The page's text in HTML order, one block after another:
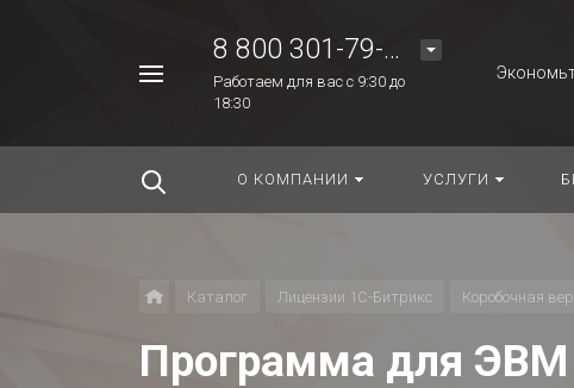
8 800 301-79-48
Работаем для вас с 9:30 до
18:30
О КОМПАНИИ УСЛУГИ
Каталог Лицензии 1С-Битрикс Коробочная
Программа для ЭВМ